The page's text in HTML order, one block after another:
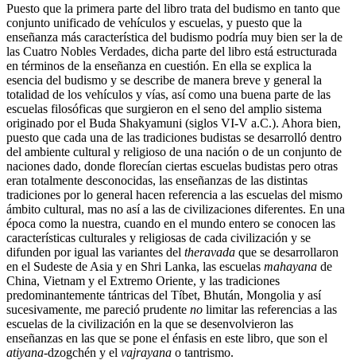
Puesto que la primera parte del libro trata del budismo en tanto que
conjunto unificado de vehículos y escuelas, y puesto que la
enseñanza más característica del budismo podría muy bien ser la de
las Cuatro Nobles Verdades, dicha parte del libro está estructurada
en términos de la enseñanza en cuestión. En ella se explica la
esencia del budismo y se describe de manera breve y general la
totalidad de los vehículos y vías, así como una buena parte de las
escuelas filosóficas que surgieron en el seno del amplio sistema
originado por el Buda Shakyamuni (siglos VI-V a.C.). Ahora bien,
puesto que cada una de las tradiciones budistas se desarrolló dentro
del ambiente cultural y religioso de una nación o de un conjunto de
naciones dado, donde florecían ciertas escuelas budistas pero otras
eran totalmente desconocidas, las enseñanzas de las distintas
tradiciones por lo general hacen referencia a las escuelas del mismo
ámbito cultural, mas no así a las de civilizaciones diferentes. En una
época como la nuestra, cuando en el mundo entero se conocen las
características culturales y religiosas de cada civilización y se
difunden por igual las variantes del theravada que se desarrollaron
en el Sudeste de Asia y en Shri Lanka, las escuelas mahayana de
China, Vietnam y el Extremo Oriente, y las tradiciones
predominantemente tántricas del Tíbet, Bhután, Mongolia y así
sucesivamente, me pareció prudente no limitar las referencias a las
escuelas de la civilización en la que se desenvolvieron las
enseñanzas en las que se pone el énfasis en este libro, que son el
atiyana-dzogchén y el vajrayana o tantrismo.